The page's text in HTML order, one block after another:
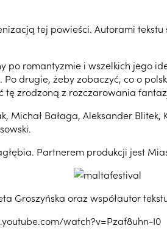
tej powieści. Autorami
romantyzmie i wszelkich jego
drugie, żeby zobaczyć, co o
zrodzoną z rozczarowania
Michał Bałaga, Aleksander
Partnerem produkcji jest
Groszyńska oraz współautor
watch?v=Pzaf8uhn-I0